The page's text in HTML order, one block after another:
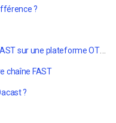
?
Comment mettre en place une chaîne FAST sur une plateforme OTT ?
chaîne FAST
?